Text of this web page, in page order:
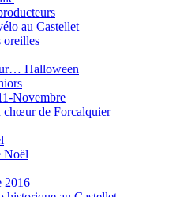
au Castellet
oreilles
Halloween
Novembre
chœur de Forcalquier
Noël
2016